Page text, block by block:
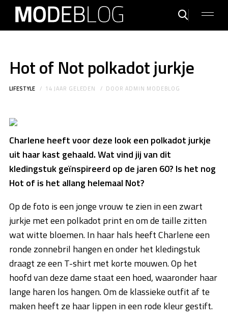
Hot of Not polkadot jurkje
LIFESTYLE 14 JAAR GELEDEN DOORADMIN MODEBLOG
Charlene heeft voor deze look een polkadot jurkje
uit haar kast gehaald. Wat vind jij van dit
kledingstuk geïnspireerd op de jaren 60? Is het nog
Hot of is het allang helemaal Not?
Op de foto is een jonge vrouw te zien in een zwart
jurkje met een polkadot print en om de taille zitten
wat witte bloemen. In haar hals heeft Charlene een
ronde zonnebril hangen en onder het kledingstuk
draagt ze een T-shirt met korte mouwen. Op het
hoofd van deze dame staat een hoed, waaronder haar
lange haren los hangen. Om de klassieke outfit af te
maken heeft ze haar lippen in een rode kleur gestift.